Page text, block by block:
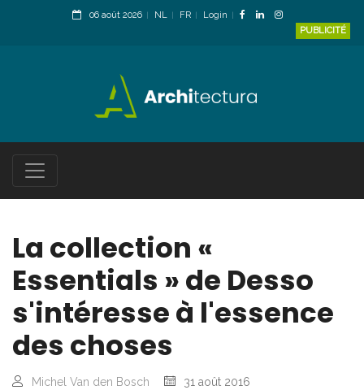
06 août 2026 NL FR
Login
PUBLICITÉ
La collection «
Essentials » de Desso
s'intéresse à l'essence
des choses
Michel Van den Bosch
31 août 2016